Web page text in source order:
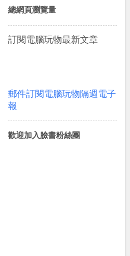
總網頁瀏覽量
訂閱電腦玩物最新文章
郵件訂閱電腦玩物隔週電子
報
歡迎加入臉書粉絲團